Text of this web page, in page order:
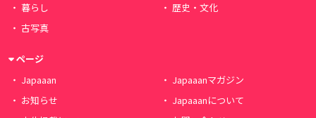
暮らし
歴史・文化
古写真
ページ
Japaaan
Japaaanマガジン
お知らせ
Japaaanについて